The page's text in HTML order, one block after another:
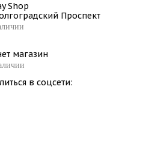
Shop
Проспект
магазин
в соцсети: